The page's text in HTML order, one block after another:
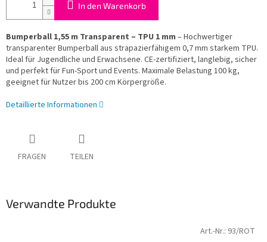
In den Warenkorb
Bumperball 1,55 m Transparent – TPU 1 mm – Hochwertiger
transparenter Bumperball aus strapazierfähigem 0,7 mm starkem TPU.
Ideal für Jugendliche und Erwachsene. CE-zertifiziert, langlebig, sicher
und perfekt für Fun-Sport und Events. Maximale Belastung 100 kg,
geeignet für Nutzer bis 200 cm Körpergröße.
Detaillierte Informationen
FRAGEN TEILEN
Verwandte Produkte
Art.-Nr.: 93/ROT